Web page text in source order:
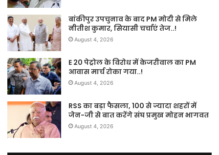
बांकीपुर उपचुनाव के बाद PM मोदी से मिले
नीतीश कुमार, सियासी चर्चाएं तेज..!
August 4, 2026
E 20 पेट्रोल के विरोध में केजरीवाल का PM
आवास मार्च रोका गया..!
August 4, 2026
RSS का बड़ा फैसला, 100 से ज्यादा शहरों में
जेन-जी से बात करेंगे संघ प्रमुख मोहन भागवत
August 4, 2026